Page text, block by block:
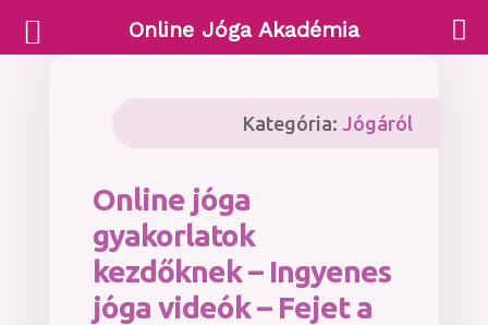
Kategória:Jógáról
Online jóga
gyakorlatok
kezdőknek – Ingyenes
jóga videók – Fejet a
Online Jóga Akadémia